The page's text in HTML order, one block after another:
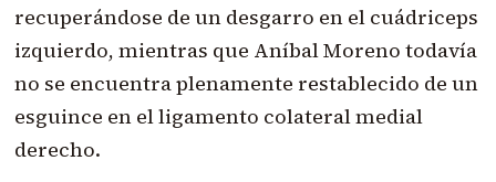
recuperándose de un desgarro en el cuádriceps
izquierdo, mientras que Aníbal Moreno todavía
no se encuentra plenamente restablecido de un
esguince en el ligamento colateral medial
derecho.